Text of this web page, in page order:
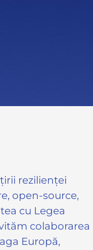
rezilienței
open-source,
cu Legea
colaborarea
Europă,